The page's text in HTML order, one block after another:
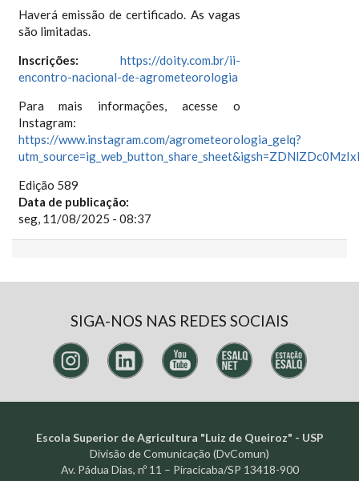
Haverá emissão de certificado. As vagas
são limitadas.
Inscrições:https://doity.com.br/ii-
encontro-nacional-de-agrometeorologia
Para mais informações, acesse o
Instagram:
https://www.instagram.com/agrometeorologia_gelq?
Edição 589
Data de publicação:
seg, 11/08/2025 - 08:37
SIGA-NOS NAS REDES SOCIAIS
Escola Superior de Agricultura "Luiz de Queiroz" - USP
Divisão de Comunicação (DvComun)
Av. Pádua Dias, nº 11 – Piracicaba/SP 13418-900